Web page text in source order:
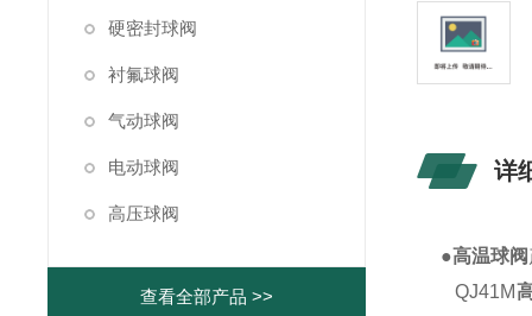
硬密封球阀
衬氟球阀
气动球阀
电动球阀
高压球阀
查看全部产品 >>
详
●高温球阀
QJ41M